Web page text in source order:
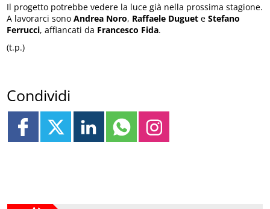
Il progetto potrebbe vedere la luce già nella prossima stagione.
A lavorarci sonoAndrea Noro, Raffaele Duguet eStefano
Ferrucci, affiancati da Francesco Fida.
(t.p.)
Condividi